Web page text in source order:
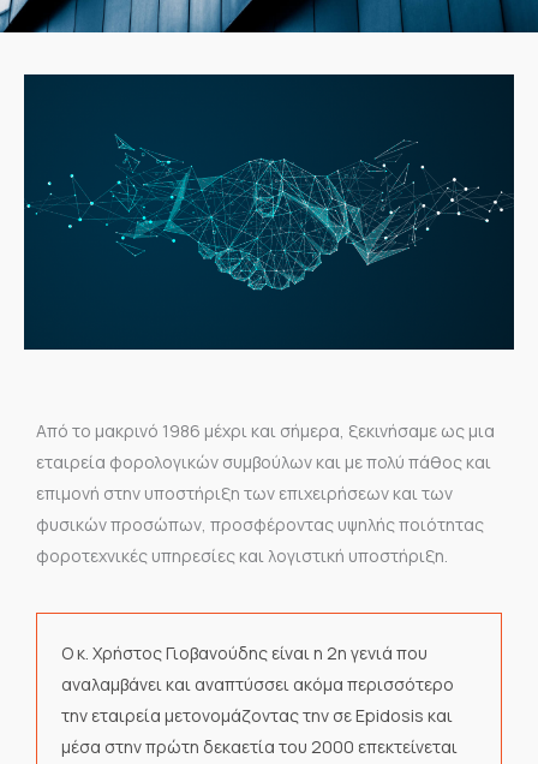
Από το μακρινό 1986 μέχρι και σήμερα, ξεκινήσαμε ως μια
εταιρεία φορολογικών συμβούλων και με πολύ πάθος και
επιμονή στην υποστήριξη των επιχειρήσεων και των
φυσικών προσώπων, προσφέροντας υψηλής ποιότητας
φοροτεχνικές υπηρεσίες και λογιστική υποστήριξη.
Ο κ. Χρήστος Γιοβανούδης είναι η 2η γενιά που
αναλαμβάνει και αναπτύσσει ακόμα περισσότερο
την εταιρεία μετονομάζοντας την σε Epidosis και
μέσα στην πρώτη δεκαετία του 2000 επεκτείνεται